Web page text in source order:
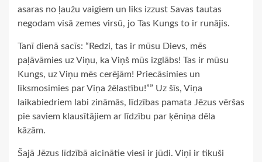
asaras no ļaužu vaigiem un liks izzust Savas tautas
negodam visā zemes virsū, jo Tas Kungs to ir runājis.
Tanī dienā sacīs: “Redzi, tas ir mūsu Dievs, mēs
paļāvāmies uz Viņu, ka Viņš mūs izglābs! Tas ir mūsu
Kungs, uz Viņu mēs cerējām! Priecāsimies un
līksmosimies par Viņa žēlastību!”” Uz šīs, Viņa
laikabiedriem labi zināmās, līdzības pamata Jēzus vēršas
pie saviem klausītājiem ar līdzību par ķēniņa dēla
kāzām.
Šajā Jēzus līdzībā aicinātie viesi ir jūdi. Viņi ir tikuši